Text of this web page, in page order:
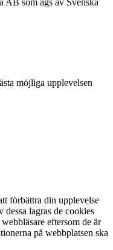
AB som ägs av Svenska
möjliga upplevelsen
förbättra din upplevelse
lagras de cookies
eftersom de är
på webbplatsen ska